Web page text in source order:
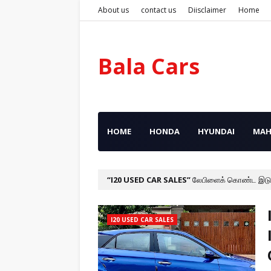
About us contact us Diisclaimer Home
Bala Cars
HOME HONDA HYUNDAI
I20 USED CAR SALES லேபிளைக் கொண்ட
I20 USED CAR SALES